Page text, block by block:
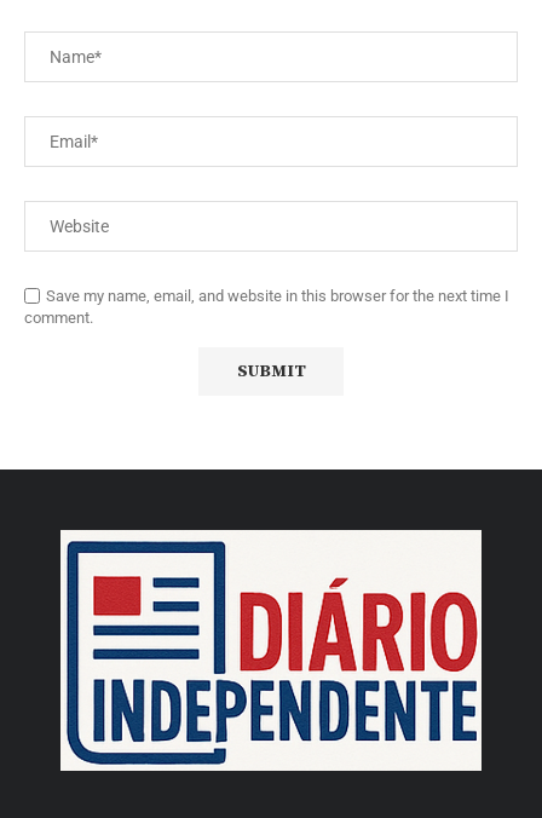
Save my name, email, and website in this browser for the next time I
comment.